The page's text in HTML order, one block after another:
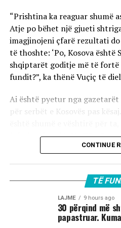
“Prishtina ka reaguar shumë
Atje po bëhet një gjueti
imagjinojeni çfarë rezultati
të thoshte: ‘Po, Kosova është
shqiptarët goditje më të fortë
fundit?”, ka thënë Vuçiç të
Ai është pyetur nga
për serbët e Kosovës pas
luftojmë kundër NATO-s”.
CONTINUE
TË
LAJME 9 hours ago
30 përqind më
papastruar.